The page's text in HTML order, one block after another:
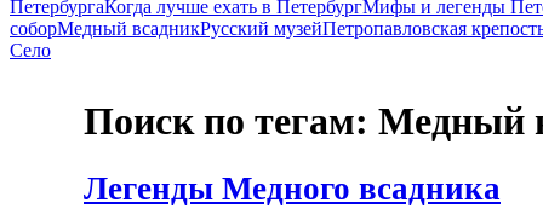
ПетербургаКогда лучше ехать в ПетербургМифы и легенды
соборМедный всадникРусский музейПетропавловская
Село
Поиск по тегам: Медный
Легенды Медного всадника